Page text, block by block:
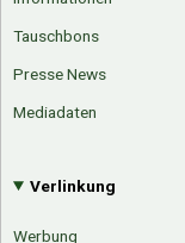
Tauschbons
Presse News
Mediadaten
Verlinkung
Werbung